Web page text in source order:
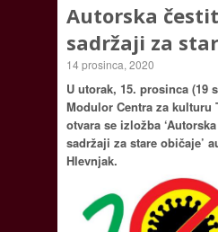
Autorska
sadržaji za
14 prosinca, 2020
U utorak, 15. prosinca (19
Modulor Centra za kulturu
otvara se izložba
sadržaji za stare običaje’
Hlevnjak.